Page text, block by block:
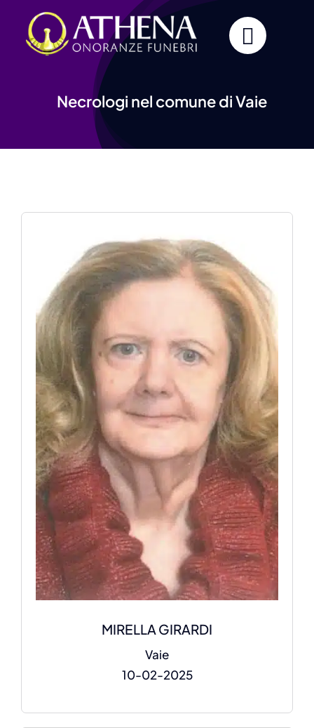
content
Necrologi nel comune di Vaie
MIRELLA GIRARDI
Vaie
10-02-2025